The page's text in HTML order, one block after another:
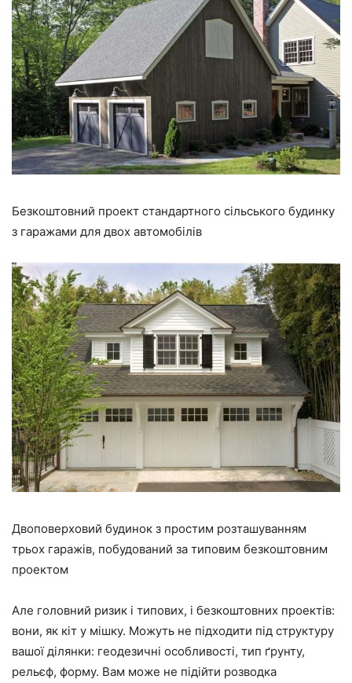
Безкоштовний проект стандартного сільського будинку
з гаражами для двох автомобілів
Двоповерховий будинок з простим розташуванням
трьох гаражів, побудований за типовим безкоштовним
проектом
Але головний ризик і типових, і безкоштовних проектів:
вони, як кіт у мішку. Можуть не підходити під структуру
вашої ділянки: геодезичні особливості, тип ґрунту,
рельєф, форму. Вам може не підійти розводка